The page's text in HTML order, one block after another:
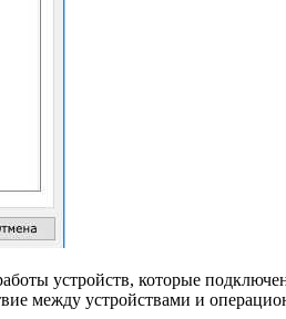
устройств, которые
между устройствами и